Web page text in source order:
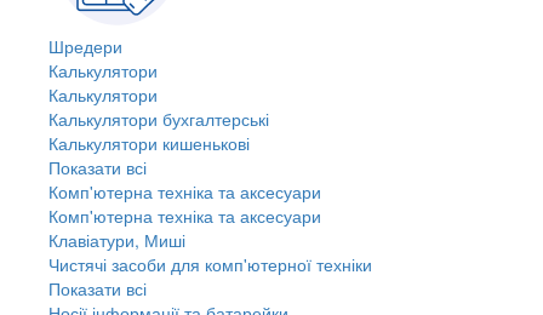
Шредери
Калькулятори
Калькулятори
Калькулятори бухгалтерські
Калькулятори кишенькові
Показати всі
Комп'ютерна техніка та аксесуари
Комп'ютерна техніка та аксесуари
Клавіатури, Миші
Чистячі засоби для комп'ютерної техніки
Показати всі